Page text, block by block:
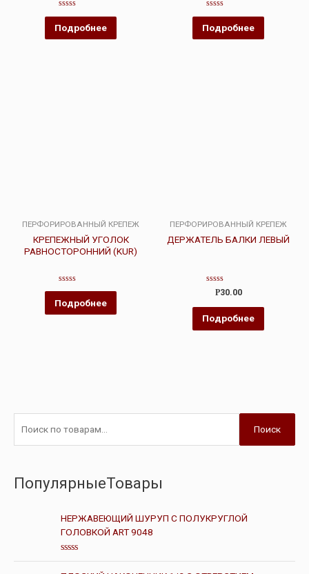
Оценка
0
из
5
Подробнее
Оценка
0
из
5
Подробнее
ПЕРФОРИРОВАННЫЙ КРЕПЕЖ
КРЕПЕЖНЫЙ УГОЛОК
РАВНОСТОРОННИЙ (KUR)
Оценка
0
из
5
Подробнее
ПЕРФОРИРОВАННЫЙ КРЕПЕЖ
ДЕРЖАТЕЛЬ БАЛКИ ЛЕВЫЙ
Оценка
из
5
Р30.00
Подробнее
Поиск
ПопулярныеТовары
НЕРЖАВЕЮЩИЙ ШУРУП С ПОЛУКРУГЛОЙ
ГОЛОВКОЙ ART 9048
О